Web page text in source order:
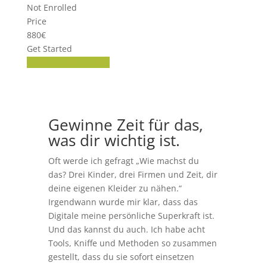
Not Enrolled
Price
880€
Get Started
Gewinne Zeit für das,
was dir wichtig ist.
Oft werde ich gefragt „Wie machst du
das? Drei Kinder, drei Firmen und Zeit, dir
deine eigenen Kleider zu nähen.“
Irgendwann wurde mir klar, dass das
Digitale meine persönliche Superkraft ist.
Und das kannst du auch. Ich habe acht
Tools, Kniffe und Methoden so zusammen
gestellt, dass du sie sofort einsetzen